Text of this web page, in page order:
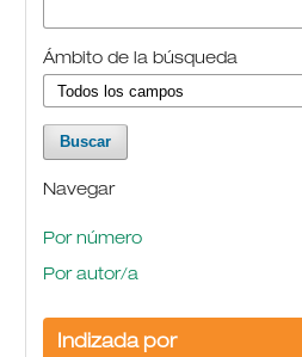
Ámbito de la búsqueda
Navegar
Por número
Por autor/a
Indizada por